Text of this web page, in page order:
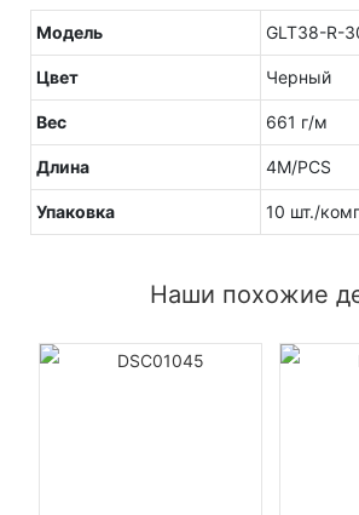
Модель GLT38-R-
Цвет Черный
Вес 661 г/м
Длина 4M/PCS
Упаковка 10 шт./
Наши похожие